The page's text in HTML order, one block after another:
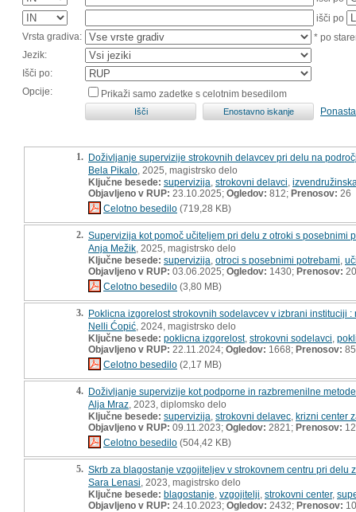
išči po
Vrsta gradiva:
* po
Jezik:
Išči po:
Opcije:
Prikaži samo zadetke s celotnim besedilom
1. Doživljanje supervizije strokovnih delavcev pri delu na
Bela Pikalo , 2025, magistrsko delo
Ključne besede: supervizija strokovni delavci
Objavljeno v RUP: 23.10.2025; Ogledov: 812; Prenosov: 26
Celotno besedilo (719,28 KB)
2. Supervizija kot pomoč učiteljem pri delu z otroki s posebnimi
Anja Mežik , 2025, magistrsko delo
Ključne besede: supervizija otroci s posebnimi potrebami
Objavljeno v RUP: 03.06.2025; Ogledov: 1430; Prenosov: 20
Celotno besedilo (3,80 MB)
3. Poklicna izgorelost strokovnih sodelavcev v izbrani instituciji :
Nelli Ćopić , 2024, magistrsko delo
Ključne besede: poklicna izgorelost, strokovni sodelavci
Objavljeno v RUP: 22.11.2024; Ogledov: 1668; Prenosov: 85
Celotno besedilo (2,17 MB)
4. Doživljanje supervizije kot podporne in razbremenilne
Alja Mraz , 2023, diplomsko delo
Ključne besede: supervizija strokovni delavec krizni center
Objavljeno v RUP: 09.11.2023; Ogledov: 2821; Prenosov:
Celotno besedilo (504,42 KB)
5. Skrb za blagostanje vzgojiteljev v strokovnem centru pri
Sara Lenasi , 2023, magistrsko delo
Ključne besede: blagostanje vzgojitelji strokovni center,
Objavljeno v RUP: 24.10.2023; Ogledov: 2432; Prenosov: